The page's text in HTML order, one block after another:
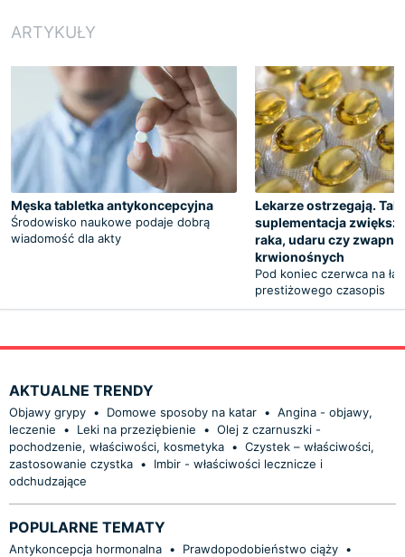
ARTYKUŁY
Męska tabletka antykoncepcyjna
Środowisko naukowe podaje dobrą
wiadomość dla akty
Lekarze ostrzegają.
suplementacja
raka, udaru czy
krwionośnych
Pod koniec czerwca na
prestiżowego czasopis
AKTUALNE TRENDY
Objawy grypy • Domowe sposoby na katar • Angina - objawy,
leczenie
• Leki na przeziębienie • Olej z czarnuszki -
pochodzenie, właściwości, kosmetyka • Czystek – właściwości,
zastosowanie czystka •
Imbir - właściwości lecznicze i
odchudzające
POPULARNE TEMATY
Antykoncepcja hormonalna • Prawdopodobieństwo ciąży •